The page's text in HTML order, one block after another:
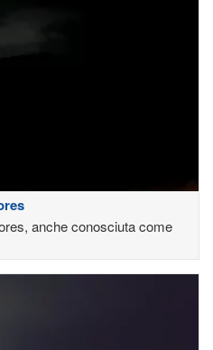
anche conosciuta come